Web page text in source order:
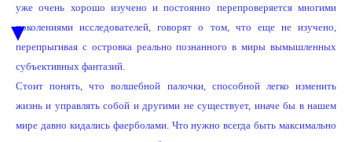
уже очень хорошо изучено и постоянно перепроверяется многими
поколениями исследователей, говорят о том, что еще не изучено,
перепрыгивая с островка реально познанного в миры вымышленных
субъективных фантазий.
Стоит понять, что волшебной палочки, способной легко изменить
жизнь и управлять собой и другими не существует, иначе бы в нашем
мире давно кидались фаерболами. Что нужно всегда быть максимально
▼